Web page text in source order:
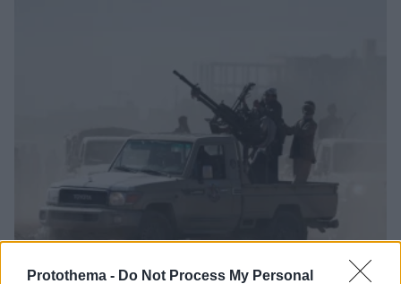
Protothema - Do Not Process My Personal